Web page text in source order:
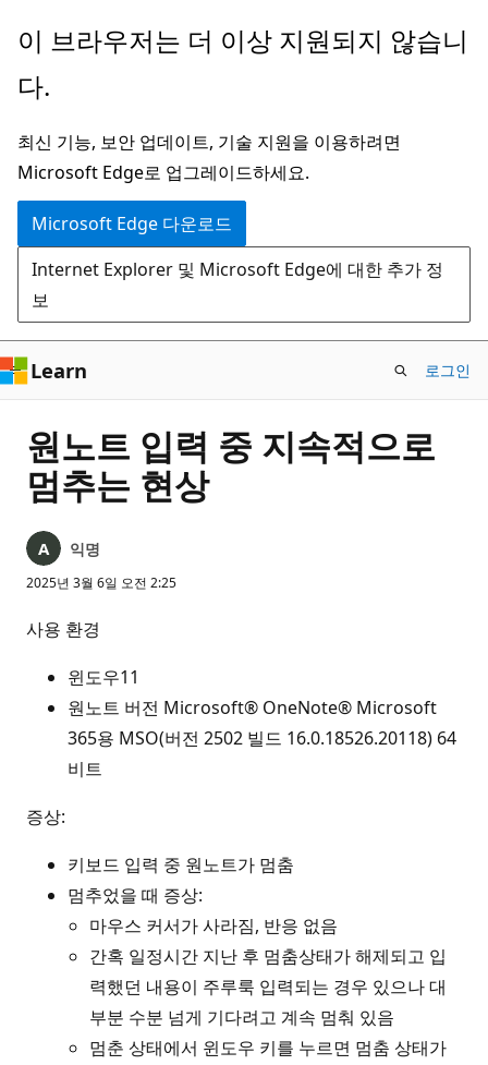
주
콘
츠
로
건
너
뛰
기
이 브라우저는 더 이상 지원되지 않습니
다.
최신 기능, 보안 업데이트, 기술 지원을 이용하려면
Microsoft Edge로 업그레이드하세요.
Microsoft Edge 다운로드
Internet Explorer 및 Microsoft Edge에 대한 추가 정
보
Learn 로그인
원노트 입력 중 지속적으로
멈추는 현상
익명
2025년 3월 6일 오전 2:25
사용 환경
윈도우11
원노트 버전 Microsoft® OneNote® Microsoft
365용 MSO(버전 2502 빌드 16.0.18526.20118) 64
비트
증상:
키보드 입력 중 원노트가 멈춤
멈추었을 때 증상:
마우스 커서가 사라짐, 반응 없음
간혹 일정시간 지난 후 멈춤상태가 해제되고 입
력했던 내용이 주루룩 입력되는 경우 있으나 대
부분 수분 넘게 기다려고 계속 멈춰 있음
멈춘 상태에서 윈도우 키를 누르면 멈춤 상태가